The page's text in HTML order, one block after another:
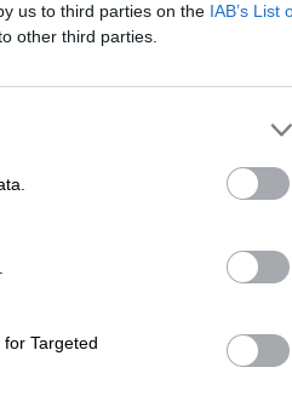
us to third parties on the IAB’s List
other third parties.
Targeted
l’avete presa in
mano.
(proverbio Apache)
Onora tutti con cui
delle rocce. Cammina